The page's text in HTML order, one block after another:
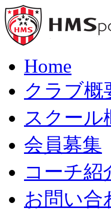
Home
クラブ概
スクール
会員募集
コーチ紹
お問い合